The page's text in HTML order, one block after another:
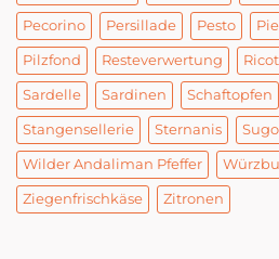
Pecorino Persillade Pesto
Pilzfond Resteverwertung
Sardelle Sardinen Schaftopfen
Stangensellerie Sternanis Sugo
Wilder Andaliman Pfeffer
Ziegenfrischkäse Zitronen